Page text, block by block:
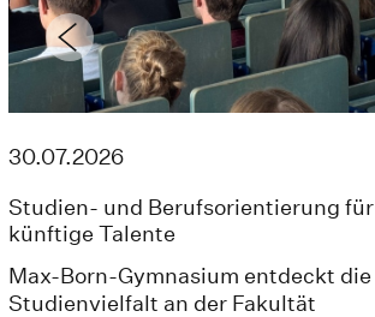
30.07.2026
Studien- und Berufsorientierung für
künftige Talente
Max-Born-Gymnasium entdeckt die
Studienvielfalt an der Fakultät